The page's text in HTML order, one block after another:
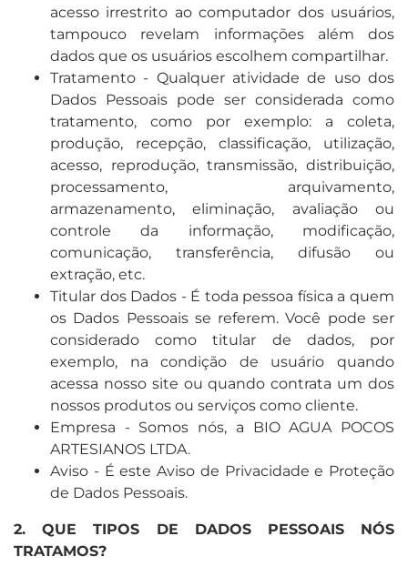
acesso irrestrito ao computador dos usuários,
tampouco revelam informações além dos
dados que os usuários escolhem compartilhar.
Tratamento - Qualquer atividade de uso dos
Dados Pessoais pode ser considerada como
tratamento, como por exemplo: a coleta,
produção, recepção, classificação, utilização,
acesso, reprodução, transmissão, distribuição,
processamento, arquivamento,
armazenamento, eliminação, avaliação ou
controle da informação, modificação,
comunicação, transferência, difusão ou
extração, etc.
Titular dos Dados - É toda pessoa física a quem
os Dados Pessoais se referem. Você pode ser
considerado como titular de dados, por
exemplo, na condição de usuário quando
acessa nosso site ou quando contrata um dos
nossos produtos ou serviços como cliente.
Empresa - Somos nós, a BIO AGUA POCOS
ARTESIANOS LTDA.
Aviso - É este Aviso de Privacidade e Proteção
de Dados Pessoais.
2. QUE TIPOS DE DADOS PESSOAIS NÓS
TRATAMOS?